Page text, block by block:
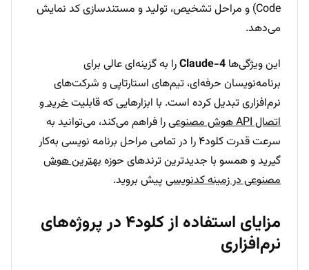
Code) و مراحل تشخیص، تولید و مستندسازی کد نمایش
می‌دهد.
این ویژگی‌ها Claude-4را به گزینه‌ای عالی برای
برنامه‌نویسان حرفه‌ای، تیم‌های استارتاپی و شرکت‌های
نرم‌افزاری تبدیل کرده است. با ابزارهایی که قابلیتخرید و
اتصال API هوش مصنوعی
را فراهم می‌کند، می‌توانید به
سرعت قدرت کلود۴ را در تمامی مراحل برنامه نویسی به‌کار
گیرید و همسو با جدیدترین ترندهای حوزهبهترین هوش
مصنوعی در زمینه کدنویسی پیش بروید.
مزایای استفاده از کلود۴ در پروژه‌های
نرم‌افزاری